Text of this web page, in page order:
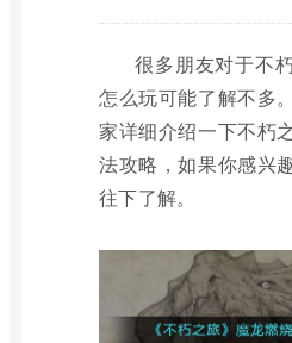
很多朋友对于不
怎么玩可能了解不多
家详细介绍一下不朽
法攻略，如果你感兴
往下了解。